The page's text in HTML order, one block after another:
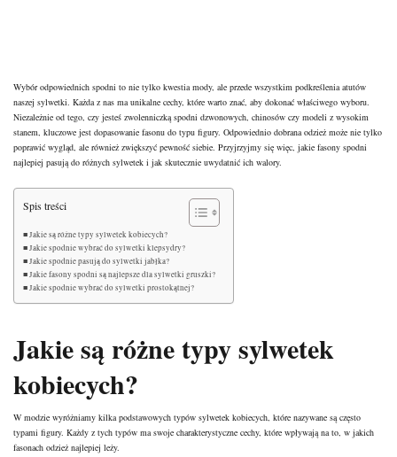
Wybór odpowiednich spodni to nie tylko kwestia mody, ale przede wszystkim podkreślenia atutów
naszej sylwetki. Każda z nas ma unikalne cechy, które warto znać, aby dokonać właściwego wyboru.
Niezależnie od tego, czy jesteś zwolenniczką spodni dzwonowych, chinosów czy modeli z wysokim
stanem, kluczowe jest dopasowanie fasonu do typu figury. Odpowiednio dobrana odzież może nie tylko
poprawić wygląd, ale również zwiększyć pewność siebie. Przyjrzyjmy się więc, jakie fasony spodni
najlepiej pasują do różnych sylwetek i jak skutecznie uwydatnić ich walory.
Spis treści
Jakie są różne typy sylwetek kobiecych?
Jakie spodnie wybrać do sylwetki klepsydry?
Jakie spodnie pasują do sylwetki jabłka?
Jakie fasony spodni są najlepsze dla sylwetki gruszki?
Jakie spodnie wybrać do sylwetki prostokątnej?
Jakie są różne typy sylwetek
kobiecych?
W modzie wyróżniamy kilka podstawowych typów sylwetek kobiecych, które nazywane są często
typami figury. Każdy z tych typów ma swoje charakterystyczne cechy, które wpływają na to, w jakich
fasonach odzież najlepiej leży.